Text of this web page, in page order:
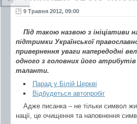
9 Травня 2012, 09:00
Під такою назвою з ініціативи
підтримки Української
привернення уваги напередодні
одного з головних його
таланти.
Парад у Білій Церкві
Відбудеться автопробіг
Адже писанка – не тільки символ
нації, це очищення та наповнення